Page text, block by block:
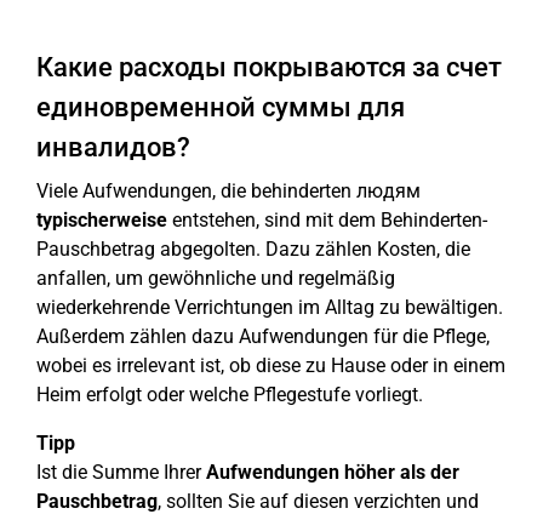
Какие расходы покрываются за счет
единовременной суммы для
инвалидов?
Viele Aufwendungen, die behinderten людям
typischerweise entstehen, sind mit dem Behinderten-
Pauschbetrag abgegolten. Dazu zählen Kosten, die
anfallen, um gewöhnliche und regelmäßig
wiederkehrende Verrichtungen im Alltag zu bewältigen.
Außerdem zählen dazu Aufwendungen für die Pflege,
wobei es irrelevant ist, ob diese zu Hause oder in einem
Heim erfolgt oder welche Pflegestufe vorliegt.
Tipp
Ist die Summe IhrerAufwendungen höher als der
Pauschbetrag, sollten Sie auf diesen verzichten und